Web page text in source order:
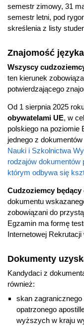
semestr zimowy, 31
semestr letni, pod
skreślenia z listy
Znajomość
Wszyscy
ten kierunek
potwierdzającego
Od 1 sierpnia 2025
obywatelami UE, w
polskiego na poziomie
jednego z
Nauki i Szkolnictwa
rodzajów
którym odbywa się
Cudzoziemcy będący
dokumentu
zobowiązani do
Egzamin ma formę
Internetowej
Dokumenty
Kandydaci z
również:
skan
opatrzonego
wyższych w kraju